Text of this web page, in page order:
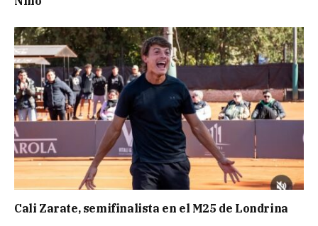
Cali Zarate, semifinalista en el M25 de Londrina